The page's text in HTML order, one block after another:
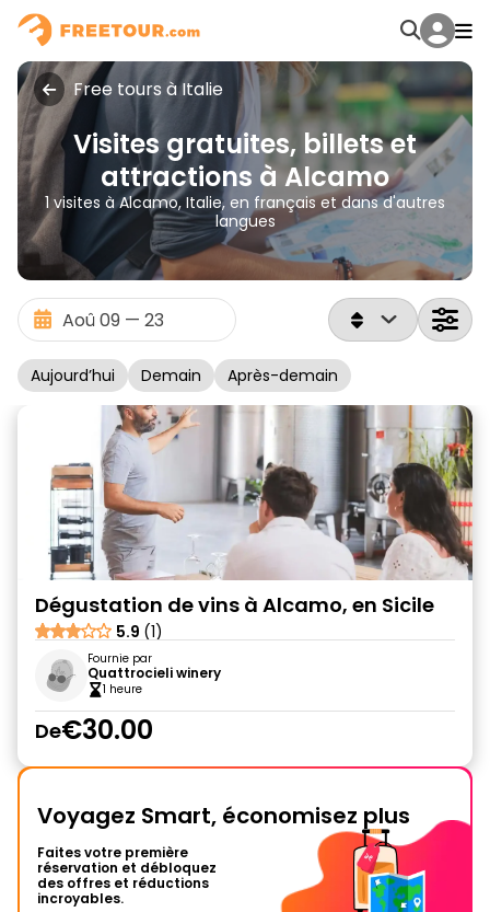
Free tours à Italie
Visites gratuites, billets et
attractions à Alcamo
1 visites à Alcamo, Italie, en français et dans d'autres
langues
Aujourd’hui Demain Après-demain
Dégustation de vins à Alcamo, en Sicile
5.9 (1)
Fournie par
Quattrocieli winery
1 heure
De€30.00
Voyagez Smart, économisez plus
Faites votre première
réservation et débloquez
des offres et réductions
incroyables.